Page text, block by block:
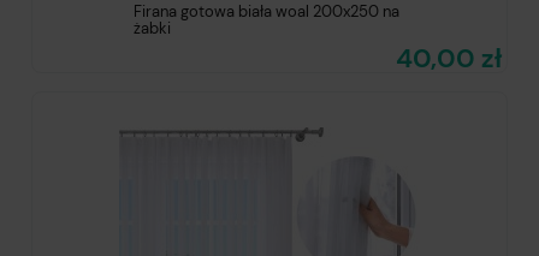
Firana gotowa biała woal 200x250 na
żabki
40,00 zł